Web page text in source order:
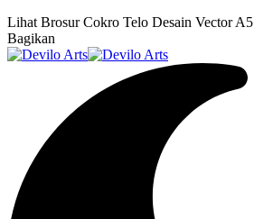
Lihat Brosur Cokro Telo Desain Vector A5
Bagikan